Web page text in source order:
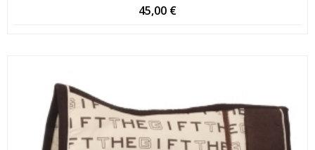
45,00 €